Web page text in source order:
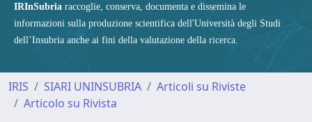
IRInSubria raccoglie, conserva, documenta e dissemina le
informazioni sulla produzione scientifica dell'Università degli Studi
dell’Insubria anche ai fini della valutazione della ricerca.
IRIS SIARI UNINSUBRIA
Articoli su Riviste
Articolo su Rivista